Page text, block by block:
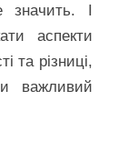
значить. І
аспекти
та різниці,
важливий